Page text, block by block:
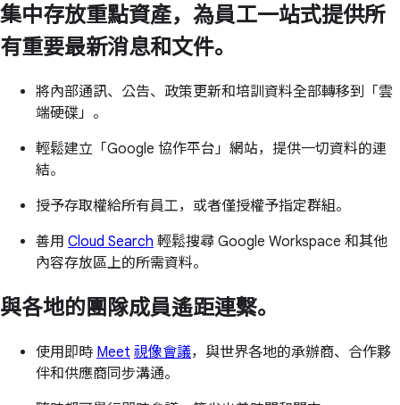
集中存放重點資產，為員工一站式提供所
有重要最新消息和文件。
將內部通訊、公告、政策更新和培訓資料全部轉移到「雲
端硬碟」。
輕鬆建立「Google 協作平台」網站，提供一切資料的連
結。
授予存取權給所有員工，或者僅授權予指定群組。
善用 Cloud Search 輕鬆搜尋 Google Workspace 和其他
內容存放區上的所需資料。
與各地的團隊成員遙距連繫。
使用即時 Meet 視像會議，與世界各地的承辦商、合作夥
伴和供應商同步溝通。